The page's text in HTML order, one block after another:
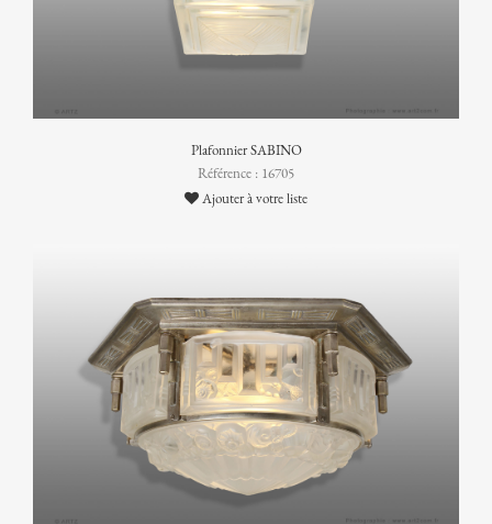
Plafonnier SABINO
Référence : 16705
Ajouter à votre liste